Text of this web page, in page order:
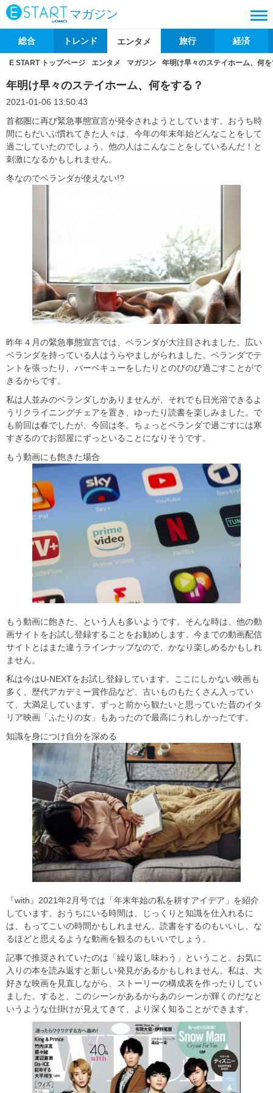
マガジン
総合 トレンド エンタメ 旅行 経済
E START トップページ エンタメ マガジン 年明け早々のステイホーム、何
年明け早々のステイホーム、何をする？
2021-01-06 13:50:43
首都圏に再び緊急事態宣言が発令されようとしています。おうち時
間にもだいぶ慣れてきた人々は、今年の年末年始どんなことをして
過ごしていたのでしょう。他の人はこんなことをしているんだ！と
刺激になるかもしれません。
冬なのでベランダが使えない!?
昨年４月の緊急事態宣言では、ベランダが大注目されました。広い
ベランダを持っている人はうらやましがられました。ベランダでテ
ントを張ったり、バーベキューをしたりとのびのび過ごすことがで
きるからです。
私は人並みのベランダしかありませんが、それでも日光浴できるよ
うリクライニングチェアを置き、ゆったり読書を楽しみました。で
も前回は春でしたが、今回は冬。ちょっとベランダで過ごすには寒
すぎるのでお部屋にずっといることになりそうです。
もう動画にも飽きた場合
もう動画に飽きた、という人も多いようです。そんな時は、他の動
画サイトをお試し登録することをお勧めします。今までの動画配信
サイトとはまた違うラインナップなので、かなり楽しめるかもしれ
ません。
私は今はU-NEXTをお試し登録しています。ここにしかない映画も
多く、歴代アカデミー賞作品など、古いものもたくさん入ってい
て、大満足しています。ずっと前から観たいと思っていた昔のイタ
リア映画「ふたりの女」もあったので最高にうれしかったです。
知識を身につけ自分を深める
『with』2021年2月号では「年末年始の私を耕すアイデア」を紹介
しています。おうちにいる時間は、じっくりと知識を仕入れるに
は、もってこいの時間かもしれません。読書をするのもいいし、な
るほどと思えるような動画を観るのもいいでしょう。
記事で推奨されていたのは「繰り返し味わう」ということ。お気に
入りの本を読み返すと新しい発見があるかもしれません。私は、大
好きな映画を見直しながら、ストーリーの構成表を作ったりしてい
ました。すると、このシーンがあるからあのシーンが輝くのだなと
いうような仕掛けが見えてきて、より深く知ることができます。